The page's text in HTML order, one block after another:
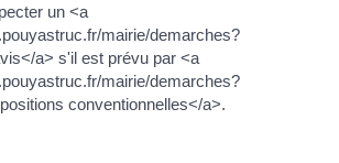
un <a
mairie/demarches?
a> s'il est prévu par <a
mairie/demarches?
conventionnelles</a>.